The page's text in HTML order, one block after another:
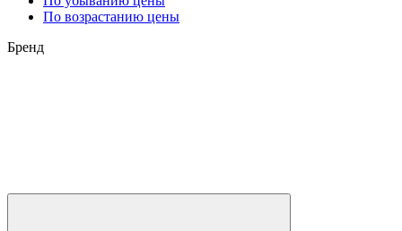
По возрастанию цены
Бренд